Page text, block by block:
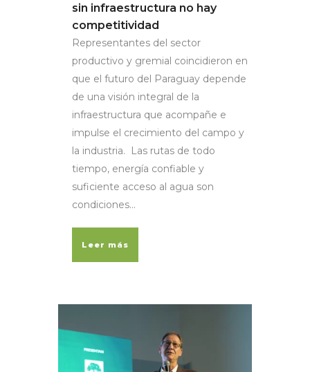
sin infraestructura no hay
competitividad
Representantes del sector
productivo y gremial coincidieron en
que el futuro del Paraguay depende
de una visión integral de la
infraestructura que acompañe e
impulse el crecimiento del campo y
la industria. Las rutas de todo
tiempo, energía confiable y
suficiente acceso al agua son
condiciones...
Leer más